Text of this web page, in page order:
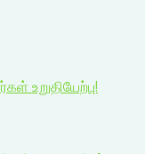
உறுதியேற்பு!